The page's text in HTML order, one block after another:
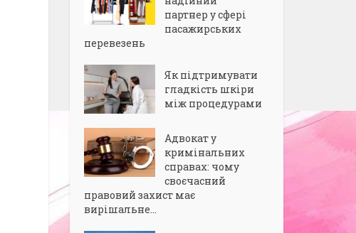
партнер у сфері
пасажирських
перевезень
Як підтримувати
гладкість шкіри
між процедурами
Адвокат у
кримінальних
справах: чому
своєчасний
правовий захист має
вирішальне...